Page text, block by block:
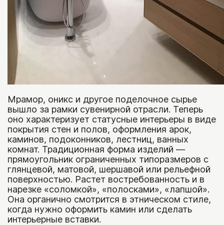
Мрамор, оникс и другое поделочное сырье
вышло за рамки сувенирной отрасли. Теперь
оно характеризует статусные интерьеры в виде
покрытия стен и полов, оформления арок,
каминов, подоконников, лестниц, ванных
комнат. Традиционная форма изделий —
прямоугольник ограниченных типоразмеров с
глянцевой, матовой, шершавой или рельефной
поверхностью. Растет востребованность и в
нарезке «соломкой», «полосками», «лапшой».
Она органично смотрится в этническом стиле,
когда нужно оформить камин или сделать
интерьерные вставки.